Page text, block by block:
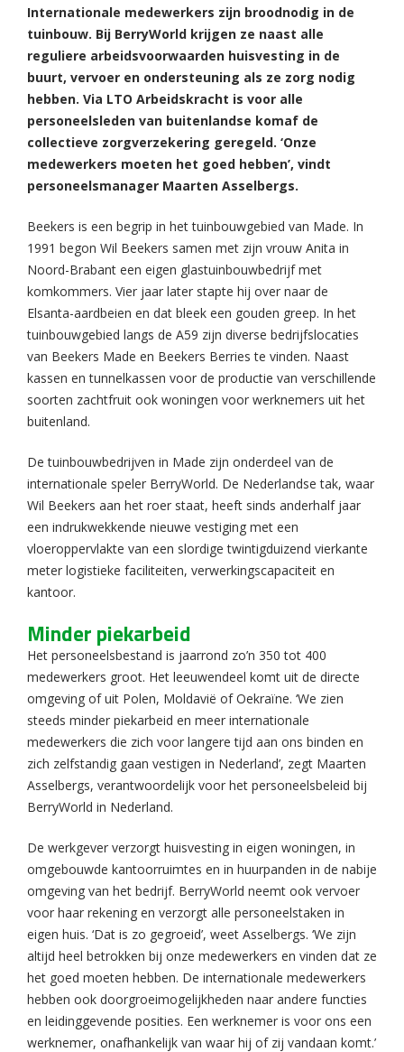
Internationale medewerkers zijn broodnodig in de
tuinbouw. Bij BerryWorld krijgen ze naast alle
reguliere arbeidsvoorwaarden huisvesting in de
buurt, vervoer en ondersteuning als ze zorg nodig
hebben. Via LTO Arbeidskracht is voor alle
personeelsleden van buitenlandse komaf de
collectieve zorgverzekering geregeld. ‘Onze
medewerkers moeten het goed hebben’, vindt
personeelsmanager Maarten Asselbergs.
Beekers is een begrip in het tuinbouwgebied van Made. In
1991 begon Wil Beekers samen met zijn vrouw Anita in
Noord-Brabant een eigen glastuinbouwbedrijf met
komkommers. Vier jaar later stapte hij over naar de
Elsanta-aardbeien en dat bleek een gouden greep. In het
tuinbouwgebied langs de A59 zijn diverse bedrijfslocaties
van Beekers Made en Beekers Berries te vinden. Naast
kassen en tunnelkassen voor de productie van verschillende
soorten zachtfruit ook woningen voor werknemers uit het
buitenland.
De tuinbouwbedrijven in Made zijn onderdeel van de
internationale speler BerryWorld. De Nederlandse tak, waar
Wil Beekers aan het roer staat, heeft sinds anderhalf jaar
een indrukwekkende nieuwe vestiging met een
vloeroppervlakte van een slordige twintigduizend vierkante
meter logistieke faciliteiten, verwerkingscapaciteit en
kantoor.
Minder piekarbeid
Het personeelsbestand is jaarrond zo’n 350 tot 400
medewerkers groot. Het leeuwendeel komt uit de directe
omgeving of uit Polen, Moldavië of Oekraïne. ‘We zien
steeds minder piekarbeid en meer internationale
medewerkers die zich voor langere tijd aan ons binden en
zich zelfstandig gaan vestigen in Nederland’, zegt Maarten
Asselbergs, verantwoordelijk voor het personeelsbeleid bij
BerryWorld in Nederland.
De werkgever verzorgt huisvesting in eigen woningen, in
omgebouwde kantoorruimtes en in huurpanden in de nabije
omgeving van het bedrijf. BerryWorld neemt ook vervoer
voor haar rekening en verzorgt alle personeelstaken in
eigen huis. ‘Dat is zo gegroeid’, weet Asselbergs. ‘We zijn
altijd heel betrokken bij onze medewerkers en vinden dat ze
het goed moeten hebben. De internationale medewerkers
hebben ook doorgroeimogelijkheden naar andere functies
en leidinggevende posities. Een werknemer is voor ons een
werknemer, onafhankelijk van waar hij of zij vandaan komt.’